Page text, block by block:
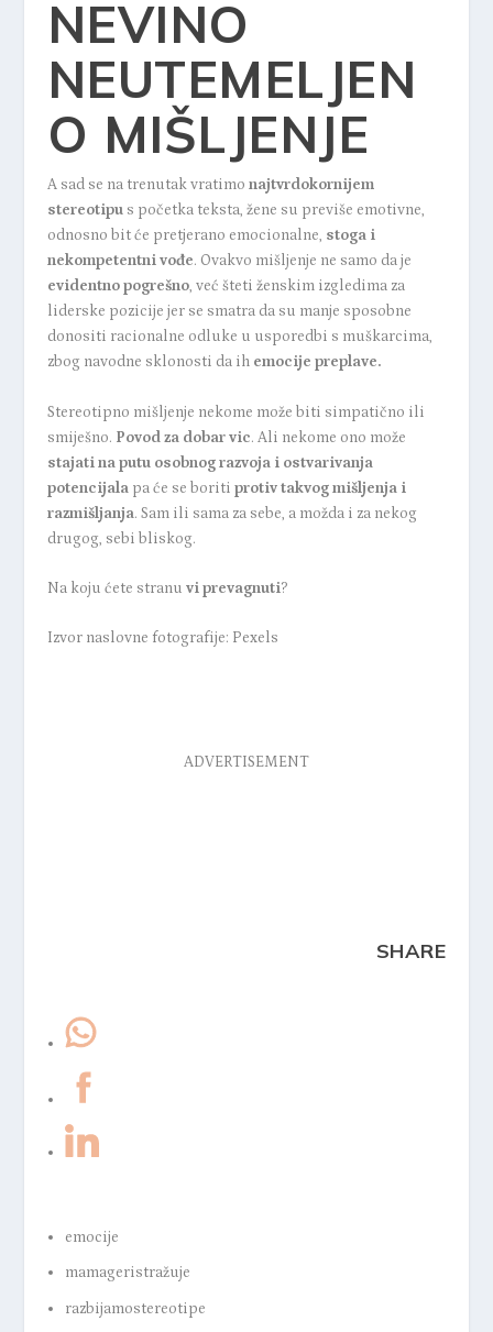
NEVINO
NEUTEMELJEN
O MIŠLJENJE
A sad se na trenutak vratimo najtvrdokornijem
stereotipus početka teksta, žene su previše emotivne,
odnosno bit će pretjerano emocionalne, stoga i
nekompetentni vođe. Ovakvo mišljenje ne samo da je
evidentno pogrešno, već šteti ženskim izgledima za
liderske pozicije jer se smatra da su manje sposobne
donositi racionalne odluke u usporedbi s muškarcima,
zbog navodne sklonosti da ih emocije preplave.
Stereotipno mišljenje nekome može biti simpatično ili
smiješno. Povod za dobar vic. Ali nekome ono može
stajati na putu osobnog razvoja i ostvarivanja
potencijala pa će se boriti protiv takvog mišljenja i
razmišljanja. Sam ili sama za sebe, a možda i za nekog
drugog, sebi bliskog.
Na koju ćete stranu vi prevagnuti?
Izvor naslovne fotografije: Pexels
ADVERTISEMENT
SHARE
emocije
mamageristražuje
razbijamostereotipe